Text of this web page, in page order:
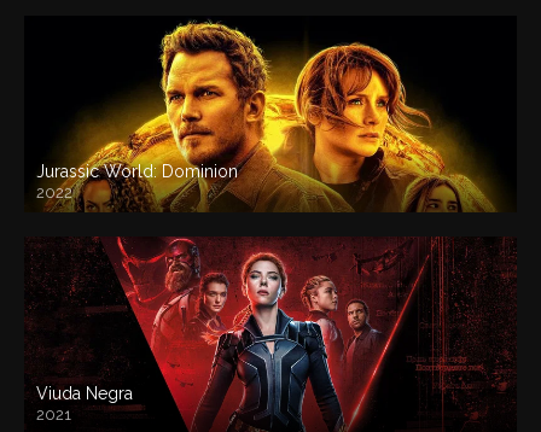
Jurassic World: Dominion
2022
Viuda Negra
2021